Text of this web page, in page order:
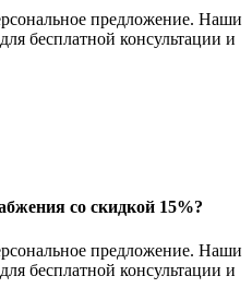
предложение. Наши
бесплатной консультации и
со скидкой 15%?
предложение. Наши
бесплатной консультации и